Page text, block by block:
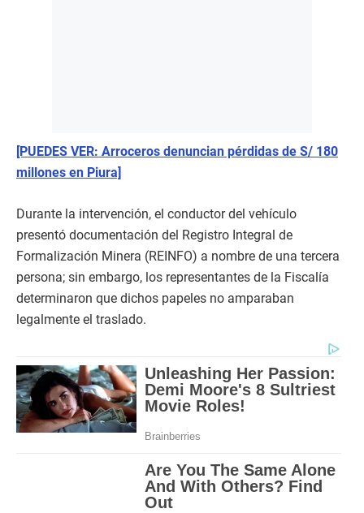
[PUEDES VER: Arroceros denuncian pérdidas de S/ 180
millones en Piura]
Durante la intervención, el conductor del vehículo
presentó documentación del Registro Integral de
Formalización Minera (REINFO) a nombre de una tercera
persona; sin embargo, los representantes de la Fiscalía
determinaron que dichos papeles no amparaban
legalmente el traslado.